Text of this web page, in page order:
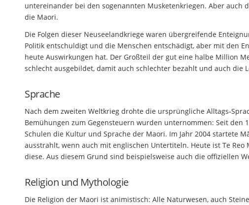
untereinander bei den sogenannten Musketenkriegen. Aber
die Maori.
Die Folgen dieser Neuseelandkriege waren übergreifende
Politik entschuldigt und die Menschen entschädigt, aber mit den
heute Auswirkungen hat. Der Großteil der gut eine halbe Million
schlecht ausgebildet, damit auch schlechter bezahlt und auch die
Sprache
Nach dem zweiten Weltkrieg drohte die ursprüngliche Alltags-
Bemühungen zum Gegensteuern wurden unternommen: Seit
Schulen die Kultur und Sprache der Maori. Im Jahr 2004 startete
ausstrahlt, wenn auch mit englischen Untertiteln. Heute ist Te
diese. Aus diesem Grund sind beispielsweise auch die offiziellen
Religion und Mythologie
Die Religion der Maori ist animistisch: Alle Naturwesen, auch